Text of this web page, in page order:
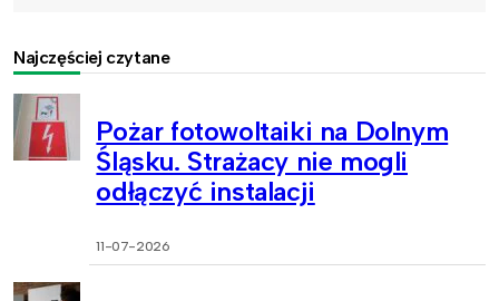
Najczęściej czytane
Pożar fotowoltaiki na Dolnym
Śląsku. Strażacy nie mogli
odłączyć instalacji
11-07-2026